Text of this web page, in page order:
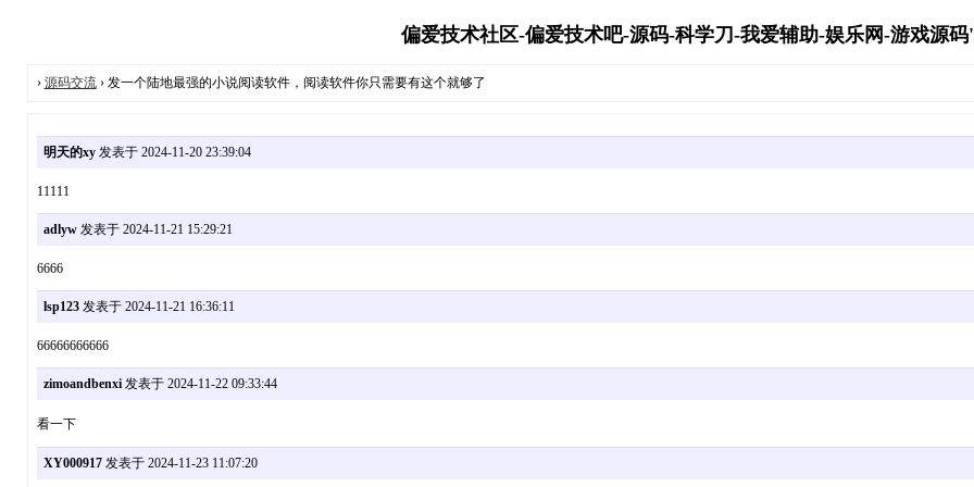
偏爱技术社区-偏爱技术吧-源码-科学刀-我爱辅助-娱乐网-游戏源
› 源码交流› 发一个陆地最强的小说阅读软件，阅读软件你只需要有这个就够了
明天的xy发表于 2024-11-20 23:39:04
11111
adlyw发表于 2024-11-21 15:29:21
6666
lsp123发表于 2024-11-21 16:36:11
66666666666
zimoandbenxi发表于 2024-11-22 09:33:44
看一下
XY000917发表于 2024-11-23 11:07:20